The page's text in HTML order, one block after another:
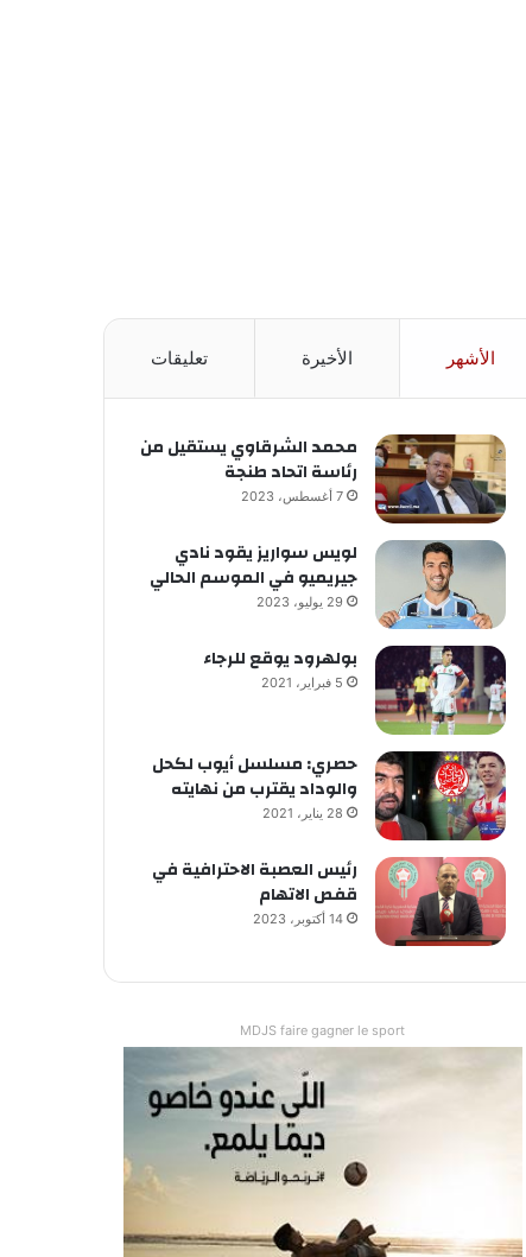
الأشهر الأخيرة تعليقات
محمد الشرقاوي يستقيل من
رئاسة اتحاد طنجة
7 أغسطس، 2023
لويس سواريز يقود نادي
جيريميو في الموسم الحالي
29 يوليو، 2023
بولهرود يوقع للرجاء
5 فبراير، 2021
حصري: مسلسل أيوب لكحل
والوداد يقترب من نهايته
28 يناير، 2021
رئيس العصبة الاحترافية في
قفص الاتهام
14 أكتوبر، 2023
MDJS faire gagner le sport